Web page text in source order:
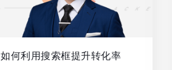
如何利用搜索框提升转化率